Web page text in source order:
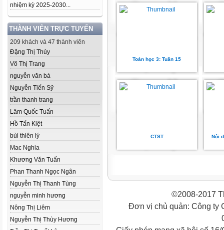
nhiệm kỳ 2025-2030...
THÀNH VIÊN TRỰC TUYẾN
209 khách và 47 thành viên
Đặng Thị Thủy
Võ Thị Trang
nguyễn văn bá
Nguyễn Tiến Sỹ
trần thanh trang
Lâm Quốc Tuấn
Hồ Tấn Kiệt
bùi thiên lý
Mac Nghia
Khương Văn Tuấn
Phan Thanh Ngọc Ngân
Nguyễn Thị Thanh Tùng
nguyễn minh hương
Nông Thị Liêm
Nguyễn Thị Thùy Hương
Toán học 3: Tuần 15
CTST Nội
©2008-2017
Đơn vị chủ quản: Công ty